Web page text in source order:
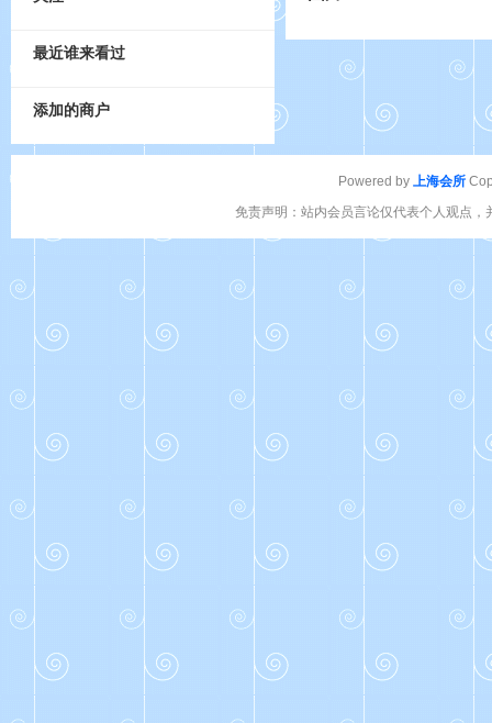
最近谁来看过
添加的商户
Powered by 上海会所
免责声明：站内会员言论仅代表个人观点